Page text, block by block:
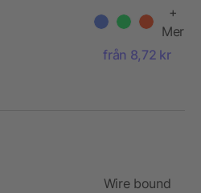
Angela
+
Mer
från 8,72 kr
Wire bound